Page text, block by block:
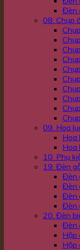
Đèn
08. Chụp
09. Hoa
Hoa
Hoa
10. Phụ
19. Đèn
Đèn
Đèn
Đèn
Đèn
20. Đèn
Đèn
Hộp
Hộp